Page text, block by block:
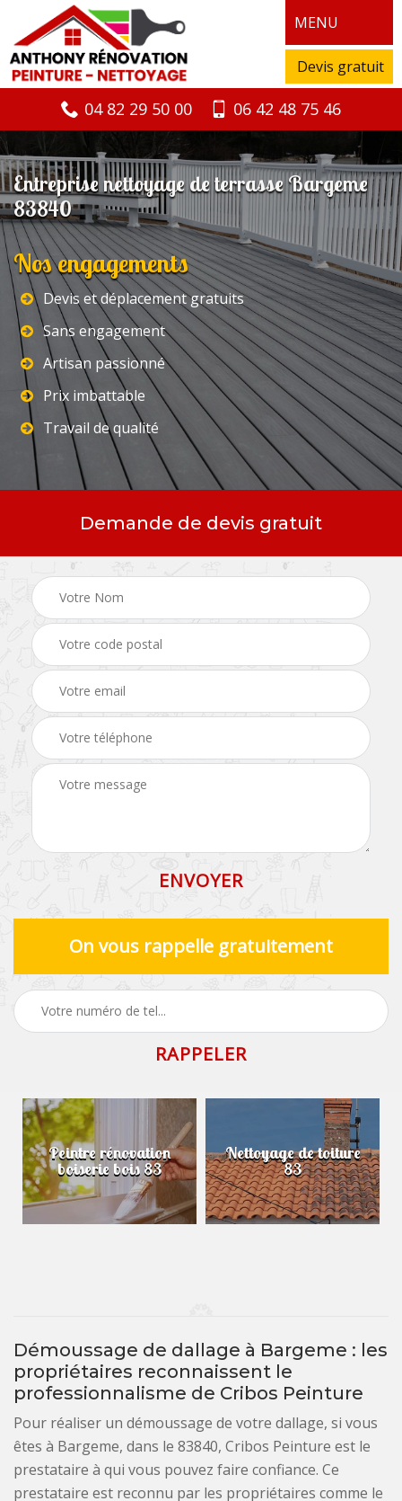
MENU
Devis gratuit
04 82 29 50 00 06 42 48 75 46
Entreprise nettoyage de terrasse Bargeme
83840
Nos engagements
Devis et déplacement gratuits
Sans engagement
Artisan passionné
Prix imbattable
Travail de qualité
Demande de devis gratuit
On vous rappelle gratuitement
Peintre rénovation
boiserie bois 83
Nettoyage de toiture
83
Démoussage de dallage à Bargeme : les
propriétaires reconnaissent le
professionnalisme de Cribos Peinture
Pour réaliser un démoussage de votre dallage, si vous
êtes à Bargeme, dans le 83840, Cribos Peinture est le
prestataire à qui vous pouvez faire confiance. Ce
prestataire est reconnu par les propriétaires comme le